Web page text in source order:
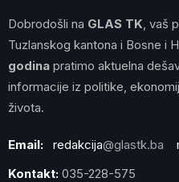
Dobrodošli na GLAS TK , vaš
Tuzlanskog kantona i Bosne i
godina pratimo aktuelna
informacije iz politike,
života.
Email: redakcija@glastk.ba
Kontakt: 035-228-575